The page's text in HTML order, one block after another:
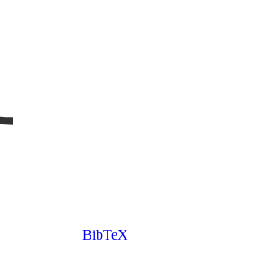
BibTeX